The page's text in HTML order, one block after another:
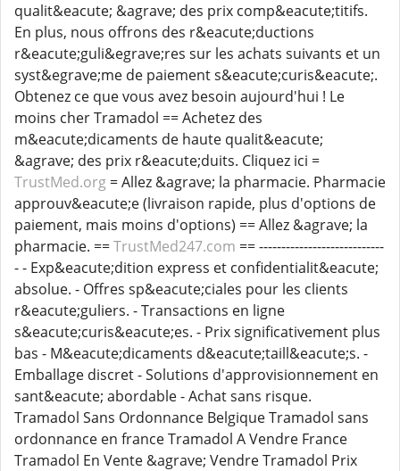
qualit&eacute; &agrave; des prix comp&eacute;titifs.
En plus, nous offrons des r&eacute;ductions
r&eacute;guli&egrave;res sur les achats suivants et un
syst&egrave;me de paiement s&eacute;curis&eacute;.
Obtenez ce que vous avez besoin aujourd'hui ! Le
moins cher Tramadol == Achetez des
m&eacute;dicaments de haute qualit&eacute;
&agrave; des prix r&eacute;duits. Cliquez ici =
TrustMed.org = Allez &agrave; la pharmacie. Pharmacie
approuv&eacute;e (livraison rapide, plus d'options de
paiement, mais moins d'options) == Allez &agrave; la
pharmacie. ==TrustMed247.com == ----------------------------
- - Exp&eacute;dition express et confidentialit&eacute;
absolue. - Offres sp&eacute;ciales pour les clients
r&eacute;guliers. - Transactions en ligne
s&eacute;curis&eacute;es. - Prix significativement plus
bas - M&eacute;dicaments d&eacute;taill&eacute;s. -
Emballage discret - Solutions d'approvisionnement en
sant&eacute; abordable - Achat sans risque.
Tramadol Sans Ordonnance Belgique Tramadol sans
ordonnance en france Tramadol A Vendre France
Tramadol En Vente &agrave; Vendre Tramadol Prix